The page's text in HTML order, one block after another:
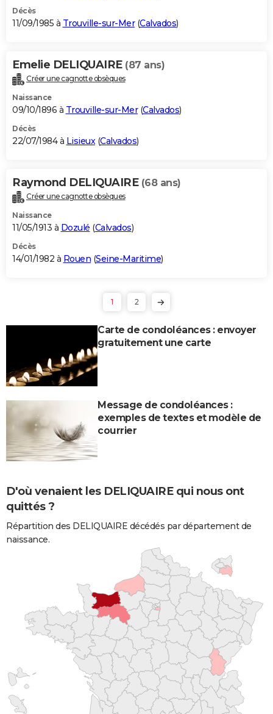
Décès
11/09/1985 à Trouville-sur-Mer(Calvados)
Emelie DELIQUAIRE (87 ans)
Créer une cagnotte obsèques
Naissance
09/10/1896 à Trouville-sur-Mer(Calvados)
Décès
22/07/1984 à Lisieux(Calvados)
Raymond DELIQUAIRE (68 ans)
Créer une cagnotte obsèques
Naissance
11/05/1913 à Dozulé (Calvados)
Décès
14/01/1982 à Rouen (Seine-Maritime)
1 2
Carte de condoléances : envoyer
gratuitement une carte
Message de condoléances :
exemples de textes et modèle de
courrier
D'où venaient les DELIQUAIRE qui nous ont
quittés ?
Répartition des DELIQUAIRE décédés par département de
naissance.